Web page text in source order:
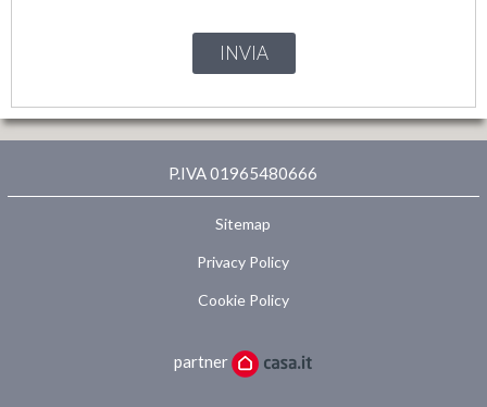
INVIA
P.IVA 01965480666
Sitemap
Privacy Policy
Cookie Policy
partner